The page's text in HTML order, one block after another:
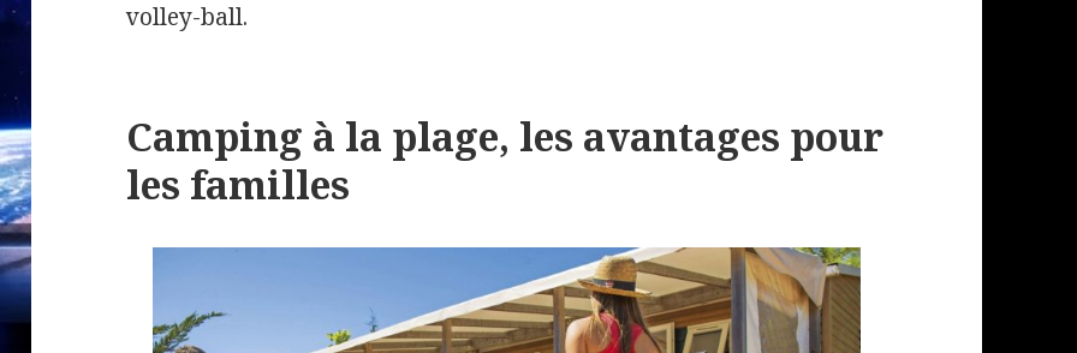
volley-ball.
Camping à la plage, les avantages pour
les familles